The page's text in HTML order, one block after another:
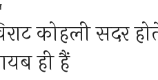
कोहली सदर
ही हैं